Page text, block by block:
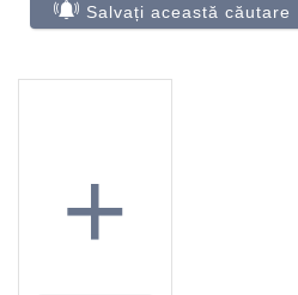
Salvați această căutare
+